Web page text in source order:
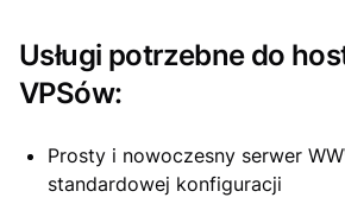
Usługi potrzebne do
VPSów:
Prosty i nowoczesny serwer
standardowej konfiguracji